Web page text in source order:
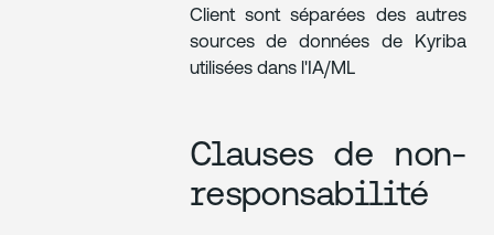
Client sont séparées des autres
sources de données de Kyriba
utilisées dans l'IA/ML
Clauses de non-
responsabilité